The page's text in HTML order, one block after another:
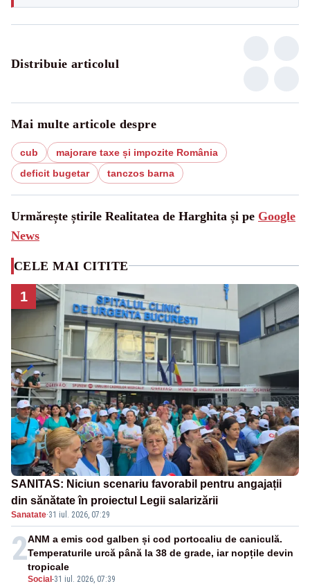
Distribuie articolul
Mai multe articole despre
cub
majorare taxe și impozite România
deficit bugetar
tanczos barna
Urmărește știrile Realitatea de Harghita și pe Google
News
CELE MAI CITITE
1
SANITAS: Niciun scenariu favorabil pentru angajații
din sănătate în proiectul Legii salarizării
Sanatate·31 iul. 2026, 07:29
2
Social -31 iul. 2026, 07:39
ANM a emis cod galben și cod portocaliu de caniculă.
Temperaturile urcă până la 38 de grade, iar nopțile devin
tropicale